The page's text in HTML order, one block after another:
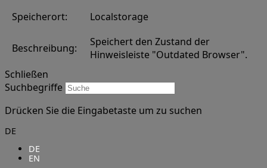
Speicherort:
Localstorage
Beschreibung:
Speichert den Zustand der
Hinweisleiste "Outdated Browser".
Schließen
Suchbegriffe
Drücken Sie die Eingabetaste um zu suchen
DE
DE
EN